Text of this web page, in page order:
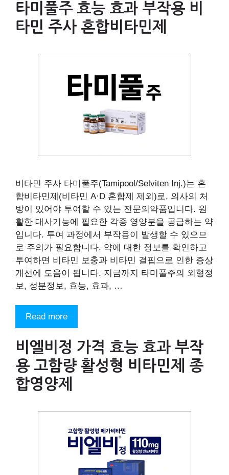
타미풀주 효능 효과 부작용 비
타민 주사 혼합비타민제
비타민 주사 타미풀주(Tamipool/Selviten Inj.)는 혼
합비타민제(비타민 A·D 혼합제 제외)로, 의사의 처
방이 있어야 투여할 수 있는 전문의약품입니다. 원
활한 대사기능에 필요한 각종 영양분을 공급하는 약
입니다. 투여 과정에서 부작용이 발생할 수 있으므
로 주의가 필요합니다. 약에 대한 정보를 확인하고
투여하면 비타민 보충과 비타민 결핍으로 인한 증상
개선에 도움이 됩니다. 지금까지 타미풀주의 외형정
보, 성분정보, 효능, 효과, …
Read more
비엘비정 가격 효능 효과 부작
용 고함량 활성형 비타민제 종
합영양제